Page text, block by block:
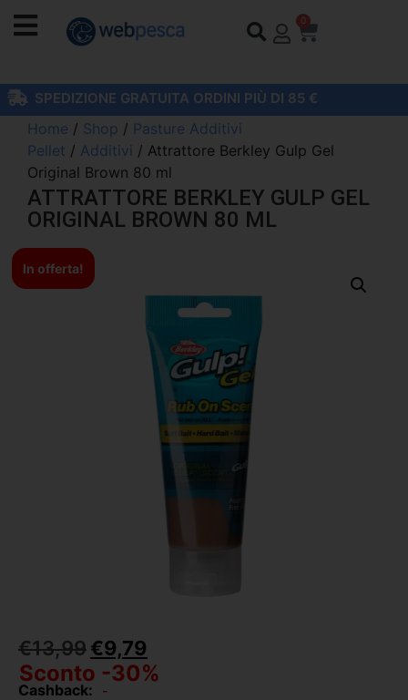
0
SPEDIZIONE GRATUITA ORDINI PIÙ DI 85 €
Home / Shop / Pasture Additivi
Pellet / Additivi / Attrattore Berkley Gulp Gel
Original Brown 80 ml
ATTRATTORE BERKLEY GULP GEL
ORIGINAL BROWN 80 ML
In offerta!
€13,99€9,79
Sconto -30%
Cashback: -